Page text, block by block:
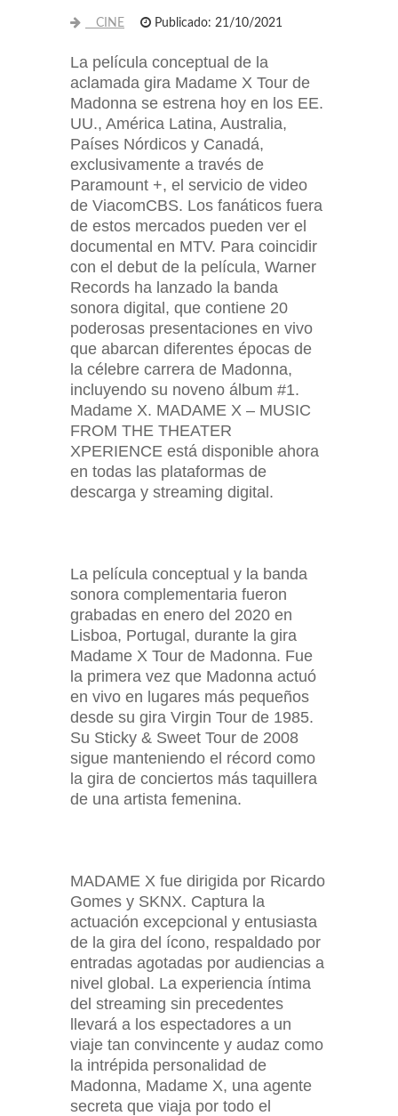
CINE Publicado: 21/10/2021
La película conceptual de la
aclamada gira Madame X Tour de
Madonna se estrena hoy en los EE.
UU., América Latina, Australia,
Países Nórdicos y Canadá,
exclusivamente a través de
Paramount +, el servicio de video
de ViacomCBS. Los fanáticos fuera
de estos mercados pueden ver el
documental en MTV. Para coincidir
con el debut de la película, Warner
Records ha lanzado la banda
sonora digital, que contiene 20
poderosas presentaciones en vivo
que abarcan diferentes épocas de
la célebre carrera de Madonna,
incluyendo su noveno álbum #1.
Madame X. MADAME X – MUSIC
FROM THE THEATER
XPERIENCE está disponible ahora
en todas las plataformas de
descarga y streaming digital.
La película conceptual y la banda
sonora complementaria fueron
grabadas en enero del 2020 en
Lisboa, Portugal, durante la gira
Madame X Tour de Madonna. Fue
la primera vez que Madonna actuó
en vivo en lugares más pequeños
desde su gira Virgin Tour de 1985.
Su Sticky & Sweet Tour de 2008
sigue manteniendo el récord como
la gira de conciertos más taquillera
de una artista femenina.
MADAME X fue dirigida por Ricardo
Gomes y SKNX. Captura la
actuación excepcional y entusiasta
de la gira del ícono, respaldado por
entradas agotadas por audiencias a
nivel global. La experiencia íntima
del streaming sin precedentes
llevará a los espectadores a un
viaje tan convincente y audaz como
la intrépida personalidad de
Madonna, Madame X, una agente
secreta que viaja por todo el